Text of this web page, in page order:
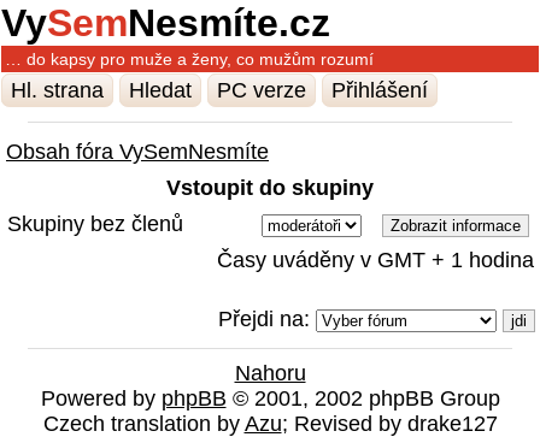
VySemNesmíte.cz
… do kapsy pro muže a ženy, co mužům rozumí
Hl. strana Hledat PC verze Přihlášení
Obsah fóra VySemNesmíte
Vstoupit do skupiny
Skupiny bez členů
Časy uváděny v GMT + 1 hodina
Přejdi na:
Nahoru
Powered by phpBB © 2001, 2002 phpBB Group
Czech translation by Azu; Revised by drake127